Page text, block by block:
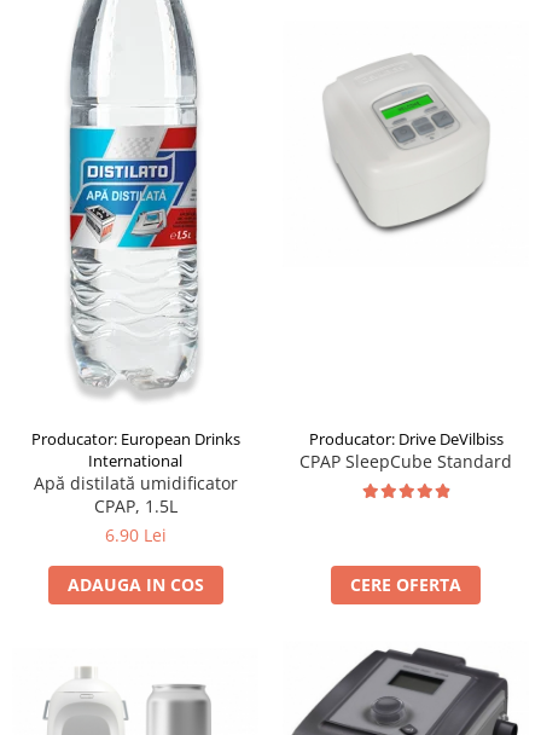
Blocare/ Fixare barbie
Preventie iritatia pielii
Huse dispozitive
Alimentatoare si baterii CPAP
Stocare si generare raport CPAP
Producator: European Drinks
International
Apă distilată umidificator
CPAP, 1.5L
6.90 Lei
ADAUGA IN COS
Producator: Drive DeVilbiss
CPAP SleepCube Standard
CERE OFERTA